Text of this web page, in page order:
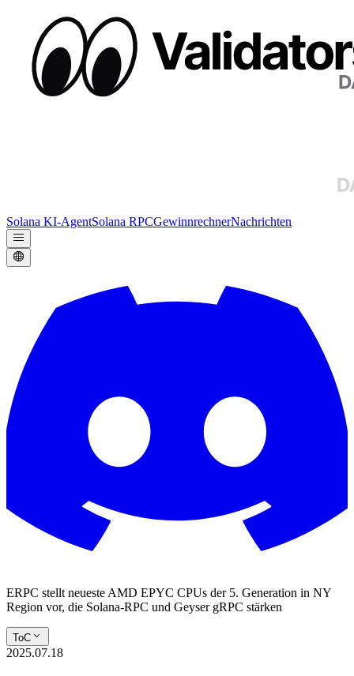
Solana KI-AgentSolana RPCGewinnrechnerNachrichten
ERPC stellt neueste AMD EPYC CPUs der 5. Generation in NY
Region vor, die Solana-RPC und Geyser gRPC stärken
ToC
2025.07.18